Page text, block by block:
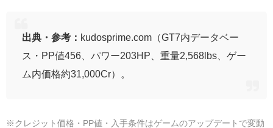
出典・参考： kudosprime.com（GT7内データベー
ス・PP値456、パワー203HP、重量2,568lbs、ゲー
ム内価格約31,000Cr）。
※クレジット価格・PP値・入手条件はゲームのアップデートで変動